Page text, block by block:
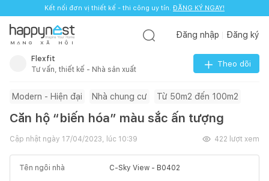
Kết nối đơn vị thiết kế - thi công uy tín. ĐĂNG KÝ NGAY!
M Ạ N G X Ã H Ộ I
Đăng nhập Đăng ký
Flexfit
Tư vấn, thiết kế - Nhà sản xuất
Theo dõi
Modern - Hiện đại Nhà chung cư Từ 50m2 đến 100m2
Căn hộ “biến hóa” màu sắc ấn tượng
Cập nhật ngày 17/04/2023, lúc 10:39 422 lượt xem
Tên ngôi nhà C-Sky View - B0402